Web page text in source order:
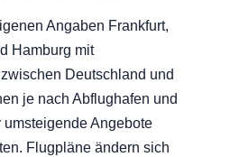
Angaben Frankfurt,
Hamburg mit
Deutschland und
je nach Abflughafen und
Angebote
Flugpläne ändern sich